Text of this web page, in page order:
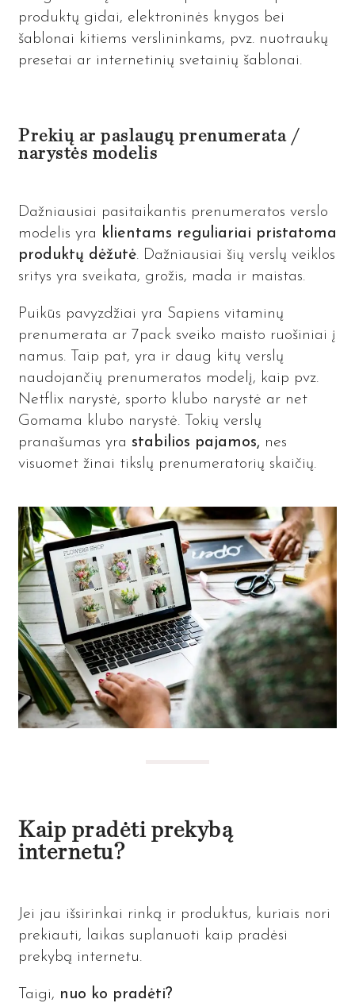
produktų gidai, elektroninės knygos bei
šablonai kitiems verslininkams, pvz. nuotraukų
presetai ar internetinių svetainių šablonai.
Prekių ar paslaugų prenumerata /
narystės modelis
Dažniausiai pasitaikantis prenumeratos verslo
modelis yra klientams reguliariai pristatoma
produktų dėžutė. Dažniausiai šių verslų veiklos
sritys yra sveikata, grožis, mada ir maistas.
Puikūs pavyzdžiai yra Sapiens vitaminų
prenumerata ar 7pack sveiko maisto ruošiniai į
namus. Taip pat, yra ir daug kitų verslų
naudojančių prenumeratos modelį, kaip pvz.
Netflix narystė, sporto klubo narystė ar net
Gomama klubo narystė. Tokių verslų
pranašumas yra stabilios pajamos, nes
visuomet žinai tikslų prenumeratorių skaičių.
Kaip pradėti prekybą
internetu?
Jei jau išsirinkai rinką ir produktus, kuriais nori
prekiauti, laikas suplanuoti kaip pradėsi
prekybą internetu.
Taigi, nuo ko pradėti?